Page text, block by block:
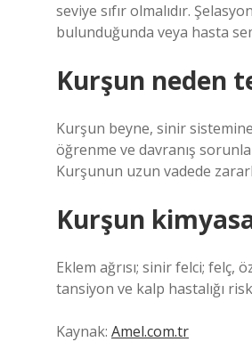
seviye sıfır olmalıdır.
bulunduğunda veya hasta
Kurşun neden
Kurşun beyne, sinir
öğrenme ve davranış
Kurşunun uzun vadede
Kurşun
Eklem ağrısı; sinir felci;
tansiyon ve kalp hastalığı
Kaynak: Amel.com.tr